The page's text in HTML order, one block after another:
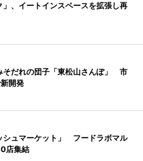
」、イートインスペースを拡張し再
そだれの団子「東松山さんぽ」 市
開発
シュマーケット」 フードラボマル
店集結